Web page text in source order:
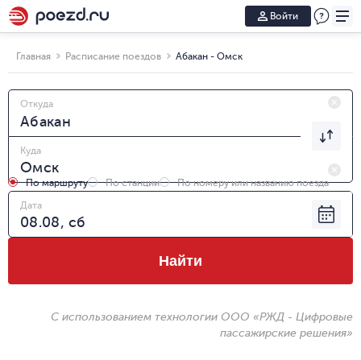
Войти
Главная Расписание поездов Абакан - Омск
Откуда
Куда
По маршруту По станции
По номеру или названию поезда
Дата
Найти
С использованием технологии ООО «РЖД - Цифровые
пассажирские решения»